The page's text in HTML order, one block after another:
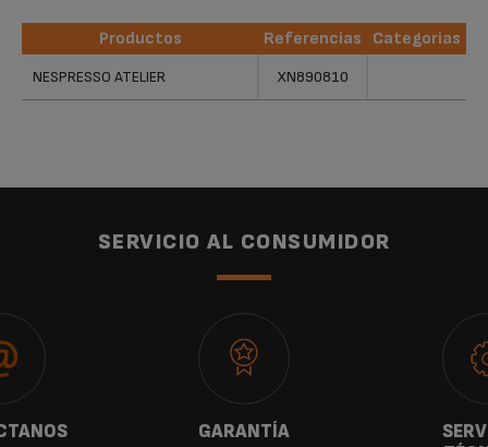
Productos Referencias
Categorias
NESPRESSO ATELIER XN890810
SERVICIO AL CONSUMIDOR
GARANTÍA